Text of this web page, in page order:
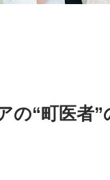
の“町医者